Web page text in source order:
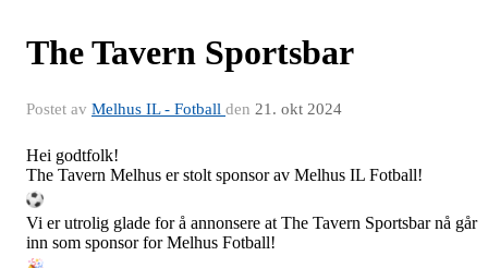
The Tavern Sportsbar
Postet av Melhus IL - Fotball den 21. okt 2024
Hei godtfolk!
The Tavern Melhus er stolt sponsor av Melhus IL Fotball!
Vi er utrolig glade for å annonsere at The Tavern Sportsbar nå går
inn som sponsor for Melhus Fotball!